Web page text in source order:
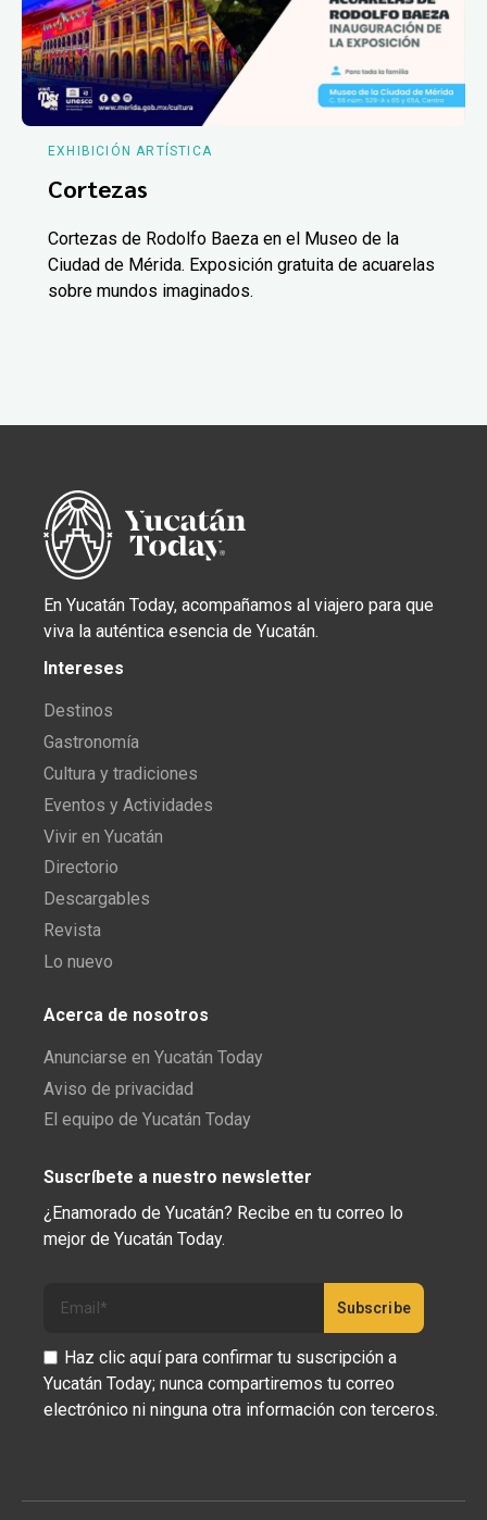
EXHIBICIÓN ARTÍSTICA
Cortezas
Cortezas de Rodolfo Baeza en el Museo de la
Ciudad de Mérida. Exposición gratuita de acuarelas
sobre mundos imaginados.
En Yucatán Today, acompañamos al viajero para que
viva la auténtica esencia de Yucatán.
Intereses
Destinos
Gastronomía
Cultura y tradiciones
Eventos y Actividades
Vivir en Yucatán
Directorio
Descargables
Revista
Lo nuevo
Acerca de nosotros
Anunciarse en Yucatán Today
Aviso de privacidad
El equipo de Yucatán Today
Suscríbete a nuestro newsletter
¿Enamorado de Yucatán? Recibe en tu correo lo
mejor de Yucatán Today.
Haz clic aquí para confirmar tu suscripción a
Yucatán Today; nunca compartiremos tu correo
electrónico ni ninguna otra información con terceros.